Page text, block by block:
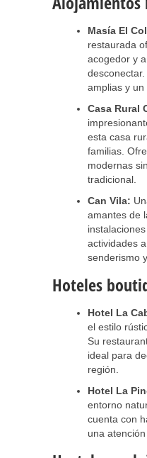
Masía El
restaurada
acogedor y
amplias y un
Casa Rural
esta casa
familias.
modernas
tradicional.
Can Vila:
amantes de
actividades
senderismo
Hoteles
Hotel La
el estilo
Su
ideal para
región.
Hotel La
entorno
cuenta con
una